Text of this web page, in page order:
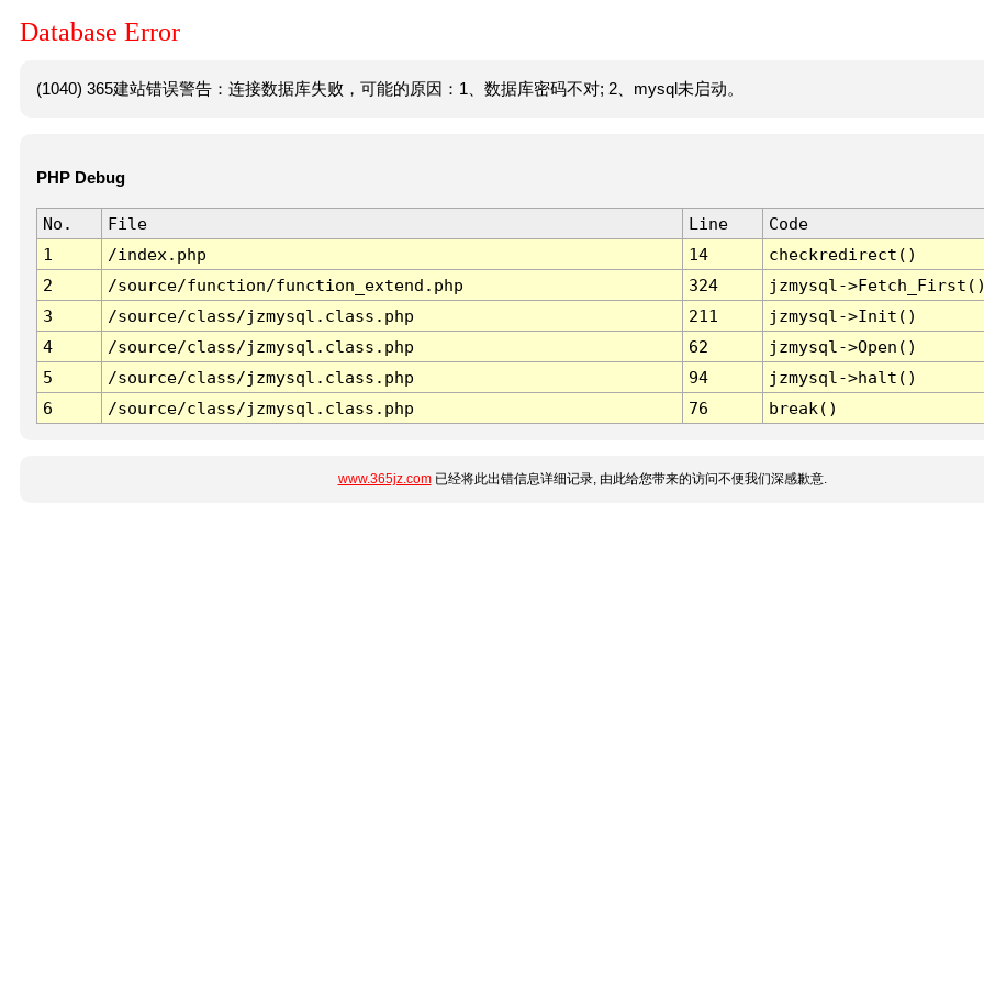
Database Error
(1040) 365建站错误警告：连接数据库失败，可能的原因：1、数据库密码不对; 2、mysql未启动。
PHP Debug
No. File Line
Code
1
/index.php 14
checkredirect()
2
/source/function/function_extend.php 324
jzmysql-
3
/source/class/jzmysql.class.php 211
jzmysql->Init()
4
/source/class/jzmysql.class.php 62
jzmysql->Open()
5
/source/class/jzmysql.class.php 94
jzmysql->halt()
6
/source/class/jzmysql.class.php 76 break()
www.365jz.com已经将此出错信息详细记录, 由此给您带来的访问不便我们深感歉意.